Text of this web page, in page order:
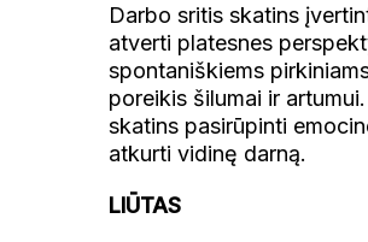
Darbo sritis skatins
atverti platesnes
spontaniškiems
poreikis šilumai ir
skatins pasirūpinti
atkurti vidinę darną.
LIŪTAS